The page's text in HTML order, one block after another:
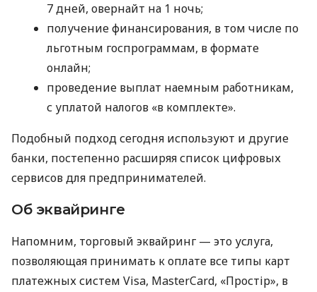
7 дней, овернайт на 1 ночь;
получение финансирования, в том числе по
льготным госпрограммам, в формате
онлайн;
проведение выплат наемным работникам,
с уплатой налогов «в комплекте».
Подобный подход сегодня используют и другие
банки, постепенно расширяя список цифровых
сервисов для предпринимателей.
Об эквайринге
Напомним, торговый эквайринг — это услуга,
позволяющая принимать к оплате все типы карт
платежных систем Visa, MasterCard, «Простір», в